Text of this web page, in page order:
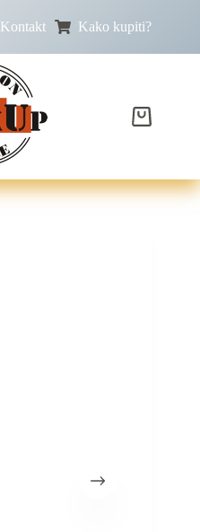
Kontakt Kako kupiti?
Shopping